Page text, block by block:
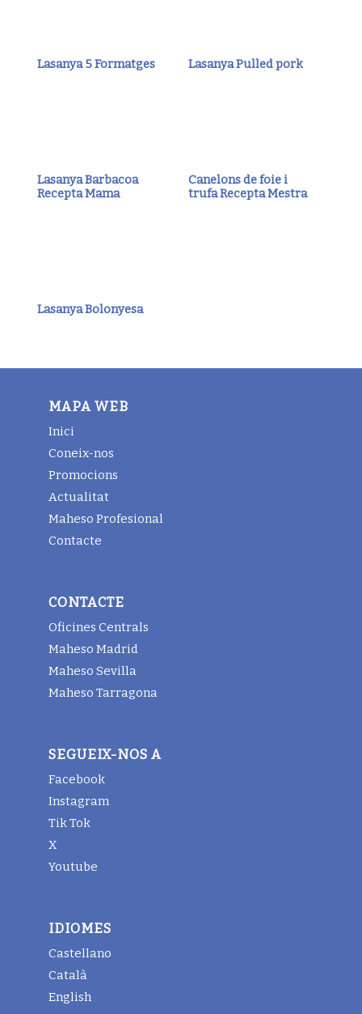
Lasanya 5 Formatges Lasanya Pulled pork
Lasanya Barbacoa
Recepta Mama
Canelons de foie i
trufa Recepta Mestra
Lasanya Bolonyesa
MAPA WEB
Inici
Coneix-nos
Promocions
Actualitat
Maheso Profesional
Contacte
CONTACTE
Oficines Centrals
Maheso Madrid
Maheso Sevilla
Maheso Tarragona
SEGUEIX-NOS A
Facebook
Instagram
Tik Tok
X
Youtube
IDIOMES
Castellano
Català
English